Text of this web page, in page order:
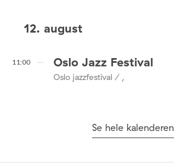
12. august
11:00 Oslo Jazz Festival
Oslo jazzfestival / ,
Se hele kalenderen